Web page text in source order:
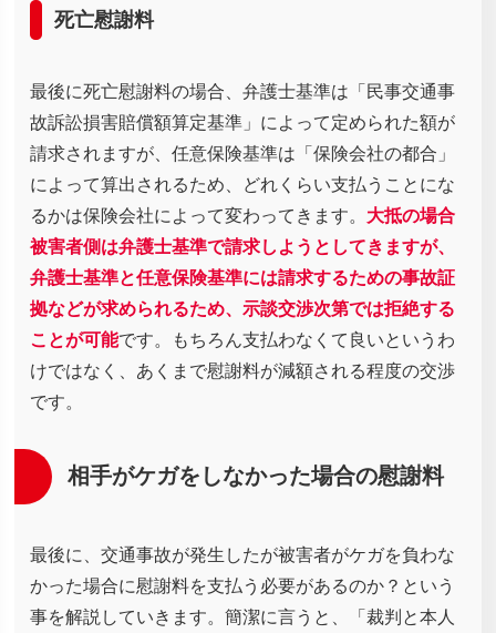
死亡慰謝料
最後に死亡慰謝料の場合、弁護士基準は「民事交通事
故訴訟損害賠償額算定基準」によって定められた額が
請求されますが、任意保険基準は「保険会社の都合」
によって算出されるため、どれくらい支払うことにな
るかは保険会社によって変わってきます。 大抵の場合
被害者側は弁護士基準で請求しようとしてきますが、
弁護士基準と任意保険基準には請求するための事故証
拠などが求められるため、示談交渉次第では拒絶する
ことが可能です。もちろん支払わなくて良いというわ
けではなく、あくまで慰謝料が減額される程度の交渉
です。
相手がケガをしなかった場合の慰謝料
最後に、交通事故が発生したが被害者がケガを負わな
かった場合に慰謝料を支払う必要があるのか？という
事を解説していきます。簡潔に言うと、「裁判と本人